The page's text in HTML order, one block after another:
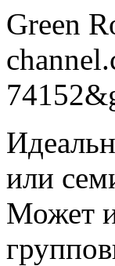
Green
или
Может